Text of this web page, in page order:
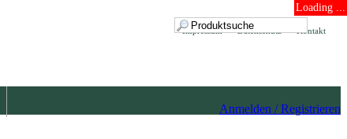
Loading ...
Kontakt
Datenschutz
Impressum
Anmelden / Registrieren